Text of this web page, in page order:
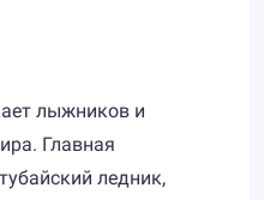
лыжников и
Главная
ледник,